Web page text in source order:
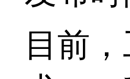
目前